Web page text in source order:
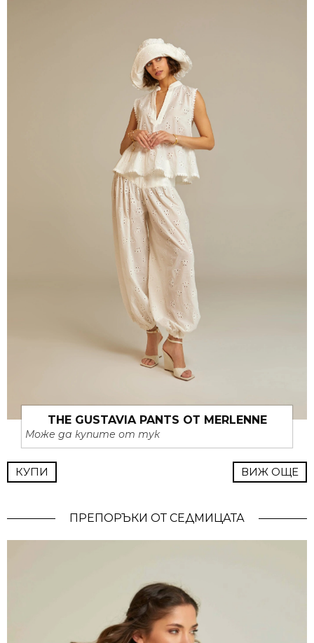
THE GUSTAVIA PANTS ОТ MERLENNE
Може да купите от тук
КУПИ ВИЖ ОЩЕ
ПРЕПОРЪКИ ОТ СЕДМИЦАТА